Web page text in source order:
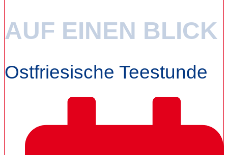
AUF EINEN BLICK
Ostfriesische Teestunde